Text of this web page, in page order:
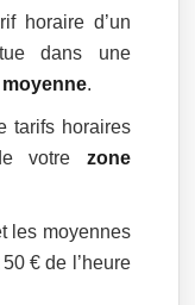
horaire d’un
dans une
moyenne.
tarifs horaires
votre zone
les moyennes
€ de l’heure